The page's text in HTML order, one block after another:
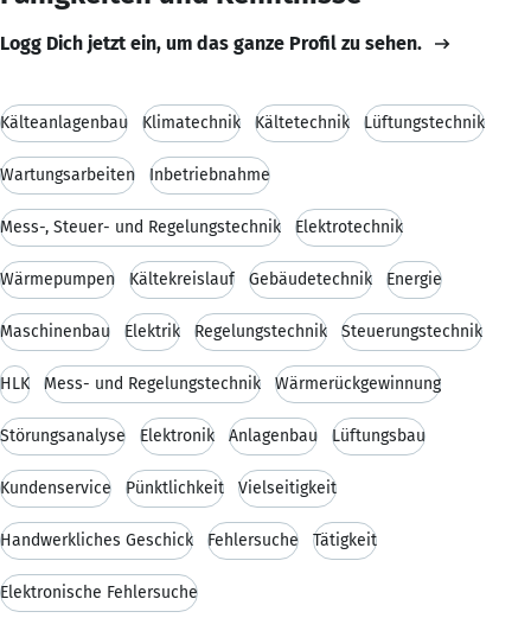
Logg Dich jetzt ein, um das ganze Profil zu sehen.
Kälteanlagenbau Klimatechnik Kältetechnik Lüftungstechnik
Wartungsarbeiten Inbetriebnahme
Mess-, Steuer- und Regelungstechnik Elektrotechnik
Wärmepumpen Kältekreislauf Gebäudetechnik Energie
Maschinenbau Elektrik Regelungstechnik Steuerungstechnik
HLK Mess- und Regelungstechnik Wärmerückgewinnung
Störungsanalyse Elektronik Anlagenbau Lüftungsbau
Kundenservice Pünktlichkeit Vielseitigkeit
Handwerkliches Geschick Fehlersuche Tätigkeit
Elektronische Fehlersuche